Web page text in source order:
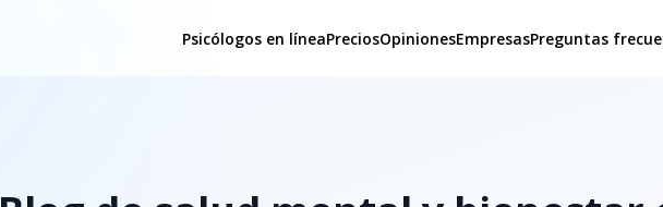
Psicólogos en líneaPreciosOpinionesEmpresasPreguntas